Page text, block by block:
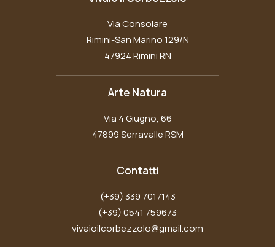
Via Consolare
Rimini-San Marino 129/N
47924 Rimini RN
Arte Natura
Via 4 Giugno, 66
47899 Serravalle RSM
Contatti
(+39) 339 7017143
(+39) 0541 759673
vivaioilcorbezzolo@gmail.com